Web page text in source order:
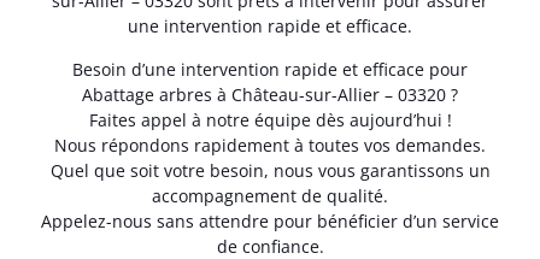
une intervention rapide et efficace.
Besoin d’une intervention rapide et efficace pour
Abattage arbres à Château-sur-Allier – 03320 ?
Faites appel à notre équipe dès aujourd’hui !
Nous répondons rapidement à toutes vos demandes.
Quel que soit votre besoin, nous vous garantissons un
accompagnement de qualité.
Appelez-nous sans attendre pour bénéficier d’un service
de confiance.